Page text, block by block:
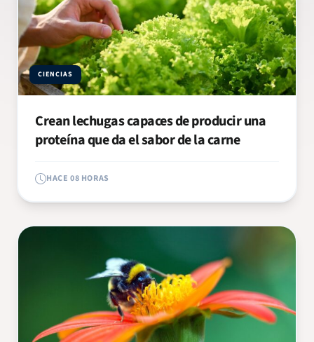
CIENCIAS
Crean lechugas capaces de producir una
proteína que da el sabor de la carne
HACE 08 HORAS